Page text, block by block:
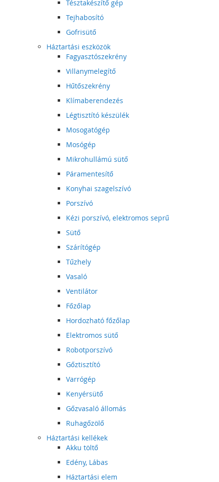
Tésztakészítő gép
Tejhabosító
Gofrisütő
Háztartási eszközök
Fagyasztószekrény
Villanymelegítő
Hűtőszekrény
Klímaberendezés
Légtisztító készülék
Mosogatógép
Mosógép
Mikrohullámú sütő
Páramentesítő
Konyhai szagelszívó
Porszívó
Kézi porszívó, elektromos seprű
Sütő
Szárítógép
Tűzhely
Vasaló
Ventilátor
Főzőlap
Hordozható főzőlap
Elektromos sütő
Robotporszívó
Gőztisztító
Varrógép
Kenyérsütő
Gőzvasaló állomás
Ruhagőzölő
Háztartási kellékek
Akku töltő
Edény, Lábas
Háztartási elem